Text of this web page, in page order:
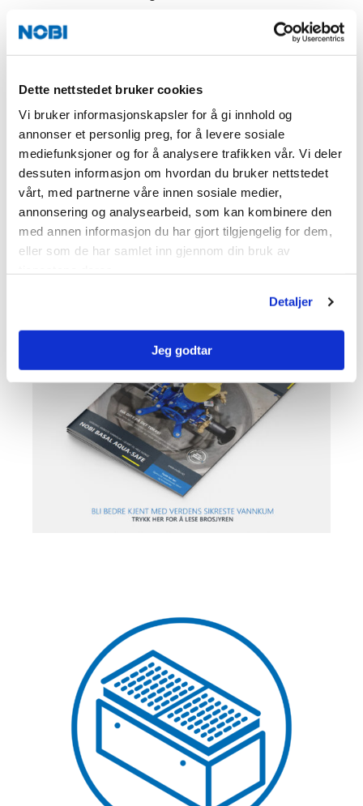
Dette nettstedet bruker cookies
Vi bruker informasjonskapsler for å gi innhold og
annonser et personlig preg, for å levere sosiale
mediefunksjoner og for å analysere trafikken vår. Vi deler
dessuten informasjon om hvordan du bruker nettstedet
vårt, med partnerne våre innen sosiale medier,
annonsering og analysearbeid, som kan kombinere den
med annen informasjon du har gjort tilgjengelig for dem,
eller som de har samlet inn gjennom din bruk av
Detaljer
Jeg godtar
innebærer strenge krav til alle
vannforsyningssystemer. Forskriften gjelder alle
husholdningsformål eller i næringsmiddelforetak.
Kommunen har et betydelig ansvar når det gjelder
vannforsyning. Kommunen kan legge ned forbud mot
forhold som kan være helsefarlige, og kommunen har
plikt til både å føre tilsyn med og lage beredskapsplan
for all vannforsyning i kommunen.